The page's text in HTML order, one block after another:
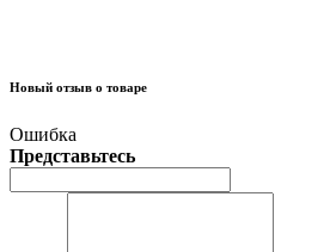
Новый отзыв о товаре
Ошибка
Представьтесь